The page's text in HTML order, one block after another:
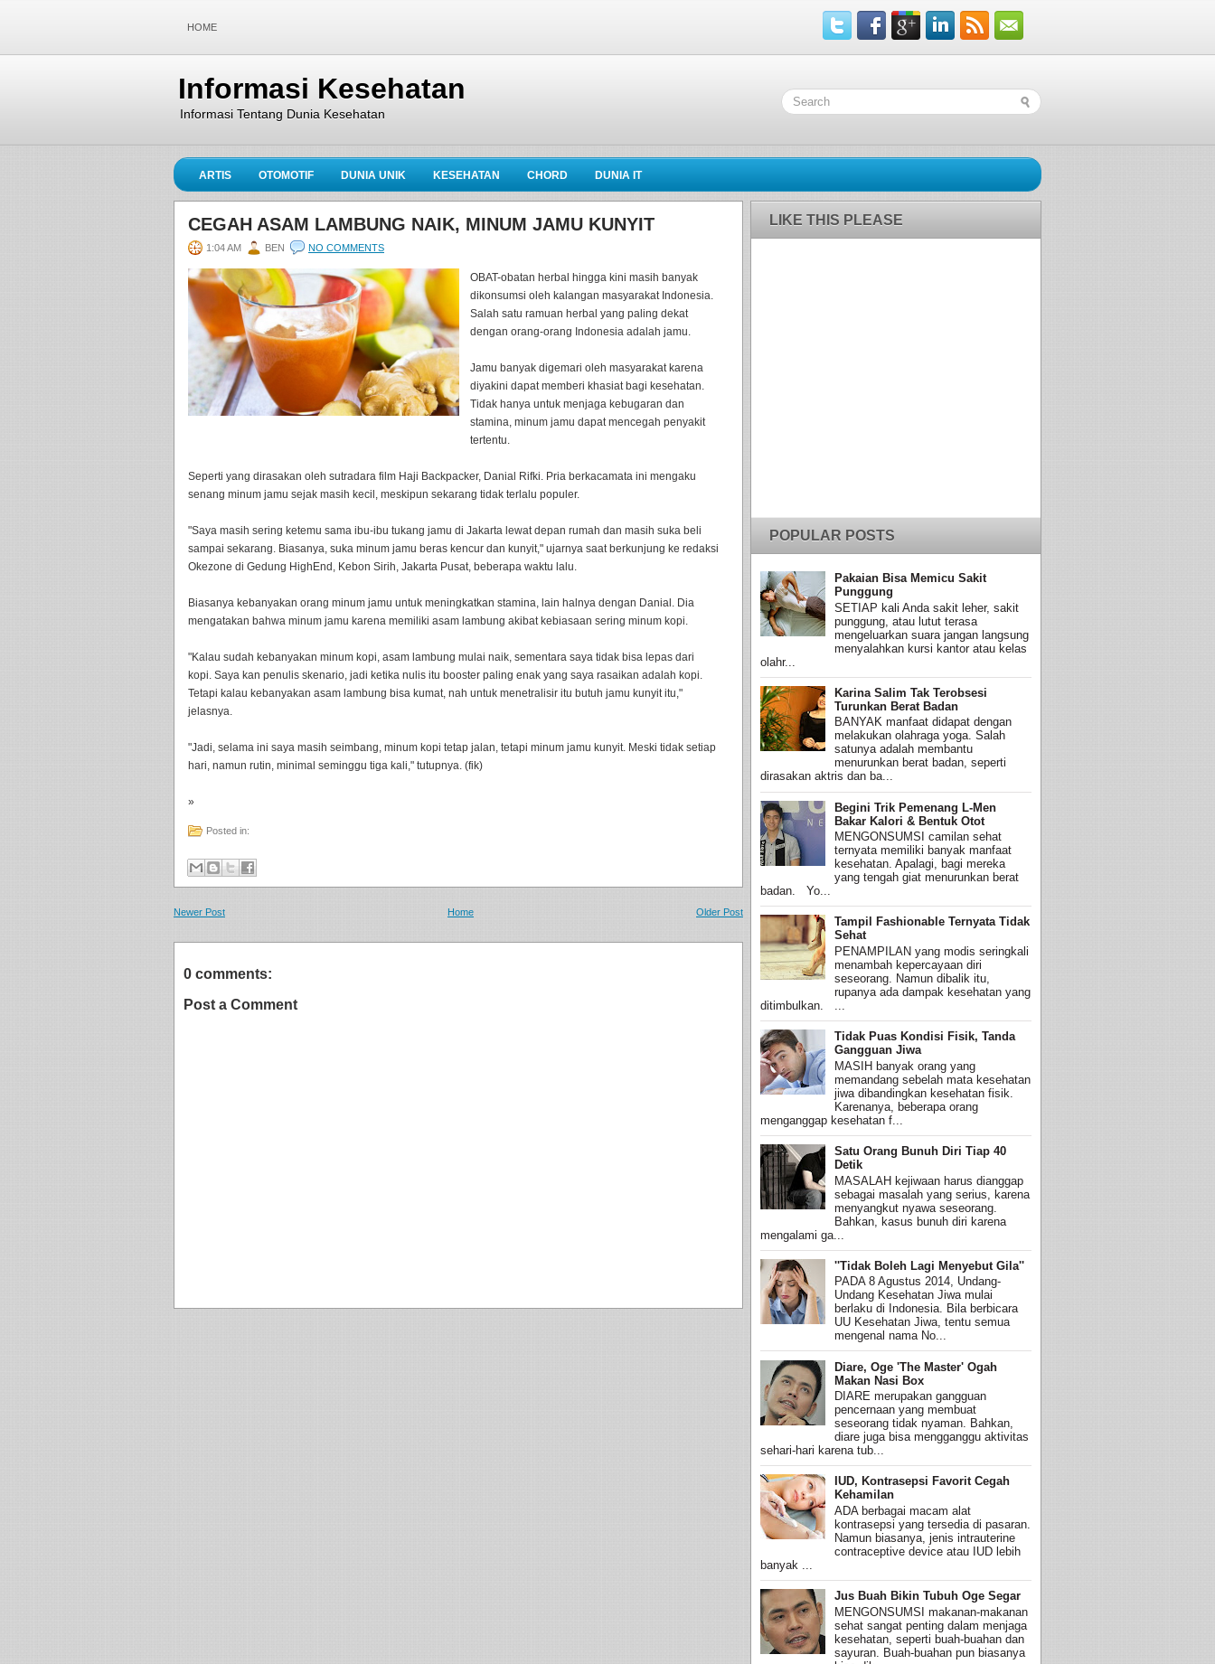
HOME
Informasi Kesehatan
Informasi Tentang Dunia Kesehatan
ARTIS OTOMOTIF DUNIA UNIK KESEHATAN CHORD DUNIA IT
CEGAH ASAM LAMBUNG NAIK, MINUM JAMU KUNYIT
1:04 AM BEN NO COMMENTS
OBAT-obatan herbal hingga kini masih banyak
dikonsumsi oleh kalangan masyarakat Indonesia.
Salah satu ramuan herbal yang paling dekat
dengan orang-orang Indonesia adalah jamu.
Jamu banyak digemari oleh masyarakat karena
diyakini dapat memberi khasiat bagi kesehatan.
Tidak hanya untuk menjaga kebugaran dan
stamina, minum jamu dapat mencegah penyakit
tertentu.
Seperti yang dirasakan oleh sutradara film Haji Backpacker, Danial Rifki. Pria berkacamata ini mengaku
senang minum jamu sejak masih kecil, meskipun sekarang tidak terlalu populer.
"Saya masih sering ketemu sama ibu-ibu tukang jamu di Jakarta lewat depan rumah dan masih suka beli
sampai sekarang. Biasanya, suka minum jamu beras kencur dan kunyit," ujarnya saat berkunjung ke redaksi
Okezone di Gedung HighEnd, Kebon Sirih, Jakarta Pusat, beberapa waktu lalu.
Biasanya kebanyakan orang minum jamu untuk meningkatkan stamina, lain halnya dengan Danial. Dia
mengatakan bahwa minum jamu karena memiliki asam lambung akibat kebiasaan sering minum kopi.
"Kalau sudah kebanyakan minum kopi, asam lambung mulai naik, sementara saya tidak bisa lepas dari
kopi. Saya kan penulis skenario, jadi ketika nulis itu booster paling enak yang saya rasaikan adalah kopi.
Tetapi kalau kebanyakan asam lambung bisa kumat, nah untuk menetralisir itu butuh jamu kunyit itu,"
jelasnya.
"Jadi, selama ini saya masih seimbang, minum kopi tetap jalan, tetapi minum jamu kunyit. Meski tidak setiap
hari, namun rutin, minimal seminggu tiga kali," tutupnya. (fik)
»
Posted in:
Newer Post Older Post
Home
0 comments:
Post a Comment
LIKE THIS PLEASE
POPULAR POSTS
Pakaian Bisa Memicu Sakit
Punggung
SETIAP kali Anda sakit leher, sakit
punggung, atau lutut terasa
mengeluarkan suara jangan langsung
menyalahkan kursi kantor atau kelas
olahr...
Karina Salim Tak Terobsesi
Turunkan Berat Badan
BANYAK manfaat didapat dengan
melakukan olahraga yoga. Salah
satunya adalah membantu
menurunkan berat badan, seperti
dirasakan aktris dan ba...
Begini Trik Pemenang L-Men
Bakar Kalori & Bentuk Otot
MENGONSUMSI camilan sehat
ternyata memiliki banyak manfaat
kesehatan. Apalagi, bagi mereka
yang tengah giat menurunkan berat
badan. Yo...
Tampil Fashionable Ternyata Tidak
Sehat
PENAMPILAN yang modis seringkali
menambah kepercayaan diri
seseorang. Namun dibalik itu,
rupanya ada dampak kesehatan yang
ditimbulkan. ...
Tidak Puas Kondisi Fisik, Tanda
Gangguan Jiwa
MASIH banyak orang yang
memandang sebelah mata kesehatan
jiwa dibandingkan kesehatan fisik.
Karenanya, beberapa orang
menganggap kesehatan f...
Satu Orang Bunuh Diri Tiap 40
Detik
MASALAH kejiwaan harus dianggap
sebagai masalah yang serius, karena
menyangkut nyawa seseorang.
Bahkan, kasus bunuh diri karena
mengalami ga...
''Tidak Boleh Lagi Menyebut Gila''
PADA 8 Agustus 2014, Undang-
Undang Kesehatan Jiwa mulai
berlaku di Indonesia. Bila berbicara
UU Kesehatan Jiwa, tentu semua
mengenal nama No...
Diare, Oge 'The Master' Ogah
Makan Nasi Box
DIARE merupakan gangguan
pencernaan yang membuat
seseorang tidak nyaman. Bahkan,
diare juga bisa mengganggu aktivitas
sehari-hari karena tub...
IUD, Kontrasepsi Favorit Cegah
Kehamilan
ADA berbagai macam alat
kontrasepsi yang tersedia di pasaran.
Namun biasanya, jenis intrauterine
contraceptive device atau IUD lebih
banyak ...
Jus Buah Bikin Tubuh Oge Segar
MENGONSUMSI makanan-makanan
sehat sangat penting dalam menjaga
kesehatan, seperti buah-buahan dan
sayuran. Buah-buahan pun biasanya